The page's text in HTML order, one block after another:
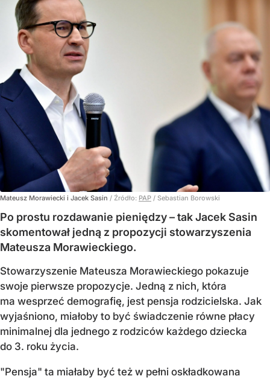
Mateusz Morawiecki i Jacek Sasin / Źródło: PAP / Sebastian Borowski
Po prostu rozdawanie pieniędzy – tak Jacek Sasin
skomentował jedną z propozycji stowarzyszenia
Mateusza Morawieckiego.
Stowarzyszenie Mateusza Morawieckiego pokazuje
swoje pierwsze propozycje. Jedną z nich, która
ma wesprzeć demografię, jest pensja rodzicielska. Jak
wyjaśniono, miałoby to być świadczenie równe płacy
minimalnej dla jednego z rodziców każdego dziecka
do 3. roku życia.
"Pensja" ta miałaby być też w pełni oskładkowana